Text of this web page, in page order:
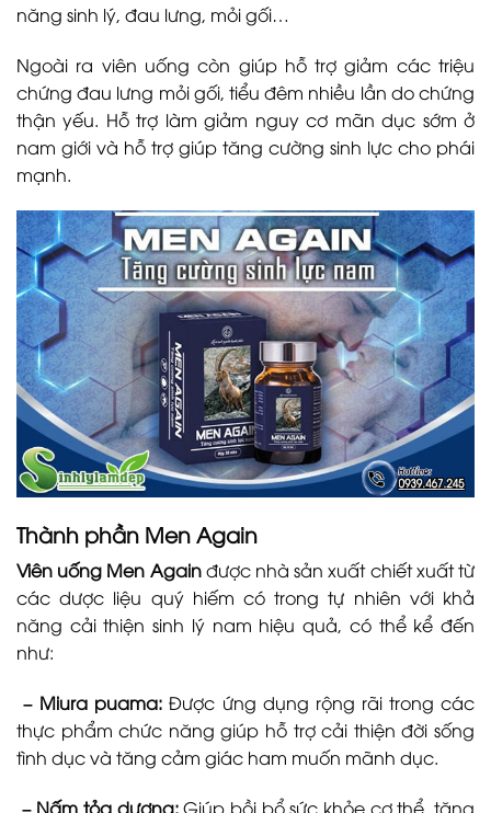
năng sinh lý, đau lưng, mỏi gối…
Ngoài ra viên uống còn giúp hỗ trợ giảm các triệu
chứng đau lưng mỏi gối, tiểu đêm nhiều lần do chứng
thận yếu. Hỗ trợ làm giảm nguy cơ mãn dục sớm ở
nam giới và hỗ trợ giúp tăng cường sinh lực cho phái
mạnh.
Thành phần Men Again
Viên uống Men Againđược nhà sản xuất chiết xuất từ
các dược liệu quý hiếm có trong tự nhiên với khả
năng cải thiện sinh lý nam hiệu quả, có thể kể đến
như:
– Miura puama: Được ứng dụng rộng rãi trong các
thực phẩm chức năng giúp hỗ trợ cải thiện đời sống
tình dục và tăng cảm giác ham muốn mãnh dục.
– Nấm tỏa dương:Giúp bồi bổ sức khỏe cơ thể, tăng